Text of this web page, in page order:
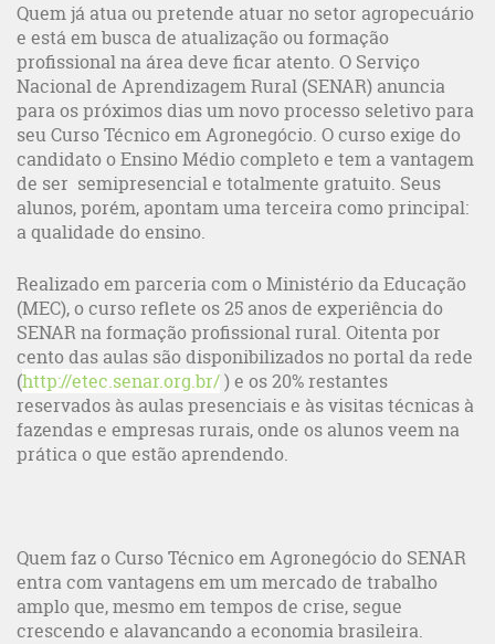
Quem já atua ou pretende atuar no setor agropecuário
e está em busca de atualização ou formação
profissional na área deve ficar atento. O Serviço
Nacional de Aprendizagem Rural (SENAR) anuncia
para os próximos dias um novo processo seletivo para
seu Curso Técnico em Agronegócio. O curso exige do
candidato o Ensino Médio completo e tem a vantagem
de ser semipresencial e totalmente gratuito. Seus
alunos, porém, apontam uma terceira como principal:
a qualidade do ensino.
Realizado em parceria com o Ministério da Educação
(MEC), o curso reflete os 25 anos de experiência do
SENAR na formação profissional rural. Oitenta por
cento das aulas são disponibilizados no portal da rede
(http://etec.senar.org.br/) e os 20% restantes
reservados às aulas presenciais e às visitas técnicas à
fazendas e empresas rurais, onde os alunos veem na
prática o que estão aprendendo.
Quem faz o Curso Técnico em Agronegócio do SENAR
entra com vantagens em um mercado de trabalho
amplo que, mesmo em tempos de crise, segue
crescendo e alavancando a economia brasileira.